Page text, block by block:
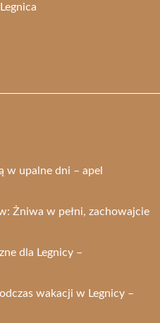
w upalne dni – apel
Żniwa w pełni, zachowajcie
dla Legnicy –
wakacji w Legnicy –